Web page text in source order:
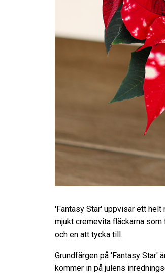
'Fantasy Star' uppvisar ett
mjukt cremevita fläckarna
och en att tycka till.
Grundfärgen på 'Fantasy Star'
kommer in på julens